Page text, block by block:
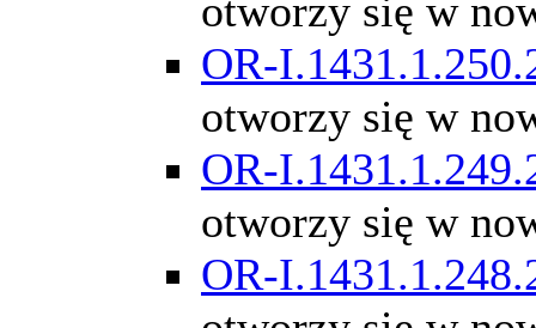
otworzy się w
OR-
otworzy się w
OR-
otworzy się w
OR-